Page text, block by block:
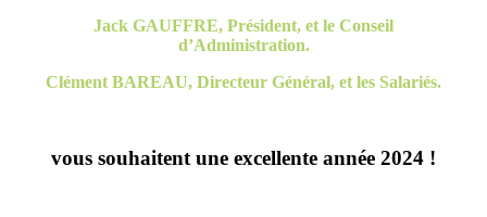
Jack GAUFFRE, Président, et le Conseil
d’Administration.
Clément BAREAU, Directeur Général, et les Salariés.
vous souhaitent une excellente année 2024 !